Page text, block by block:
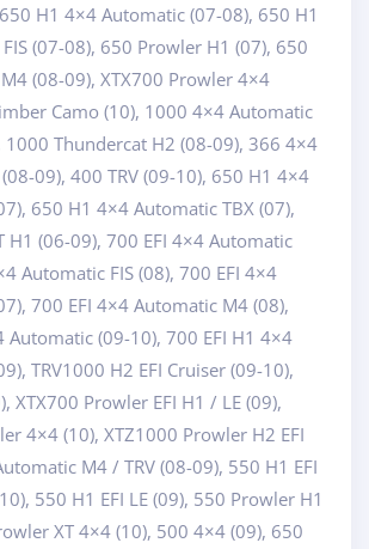
H1 4×4 Automatic (07-08), 650 H1
(07-08), 650 Prowler H1 (07), 650
(08-09), XTX700 Prowler 4×4
Camo (10), 1000 4×4 Automatic
1000 Thundercat H2 (08-09), 366 4×4
09), 400 TRV (09-10), 650 H1 4×4
650 H1 4×4 Automatic TBX (07),
H1 (06-09), 700 EFI 4×4 Automatic
Automatic FIS (08), 700 EFI 4×4
700 EFI 4×4 Automatic M4 (08),
Automatic (09-10), 700 EFI H1 4×4
TRV1000 H2 EFI Cruiser (09-10),
XTX700 Prowler EFI H1 / LE (09),
4×4 (10), XTZ1000 Prowler H2 EFI
M4 / TRV (08-09), 550 H1 EFI
550 H1 EFI LE (09), 550 Prowler H1
XT 4×4 (10), 500 4×4 (09), 650